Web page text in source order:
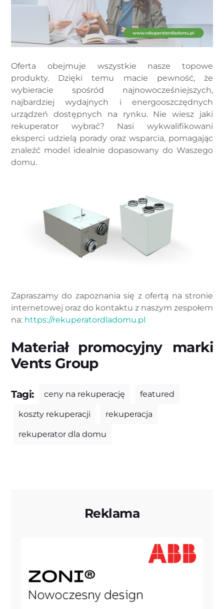
Oferta obejmuje wszystkie nasze topowe
produkty. Dzięki temu macie pewność, że
wybieracie spośród najnowocześniejszych,
najbardziej wydajnych i energooszczędnych
urządzeń dostępnych na rynku. Nie wiesz jaki
rekuperator wybrać? Nasi wykwalifikowani
eksperci udzielą porady oraz wsparcia, pomagając
znaleźć model idealnie dopasowany do Waszego
domu.
Zapraszamy do zapoznania się z ofertą na stronie
internetowej oraz do kontaktu z naszym zespołem
na: https://rekuperatordladomu.pl
Materiał promocyjny marki
Vents Group
Tagi: ceny na rekuperację featured
koszty rekuperacji rekuperacja
rekuperator dla domu
Reklama